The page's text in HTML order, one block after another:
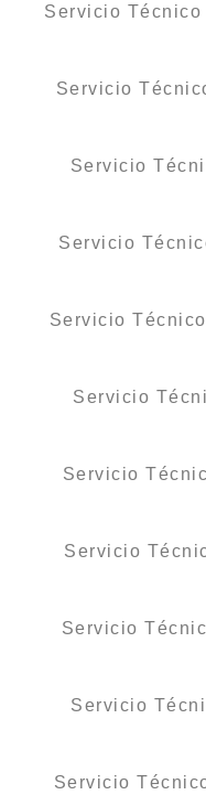
Servicio Técnico
Servicio
Servicio
Servicio
Servicio
Servicio
Servicio
Servicio
Servicio
Servicio
Servicio